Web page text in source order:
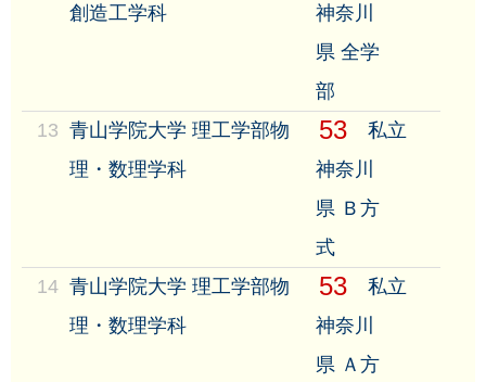
創造工学科
神奈川
県 全学
部
13 青山学院大学 理工学部物
理・数理学科
53
私立
神奈川
県 Ｂ方
式
14 青山学院大学 理工学部物
理・数理学科
53
私立
神奈川
県 Ａ方